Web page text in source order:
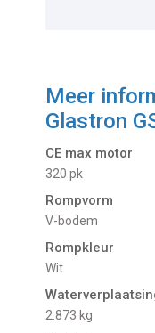
Meer
Glastron
CE max motor
320 pk
Rompvorm
V-bodem
Rompkleur
Wit
2.873 kg